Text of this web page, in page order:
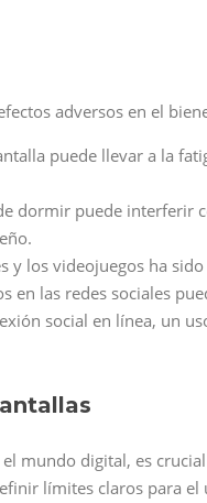
adversos en el
puede llevar a la
dormir puede
y los videojuegos ha
en las redes sociales
social en línea, un
mundo digital, es
límites claros para